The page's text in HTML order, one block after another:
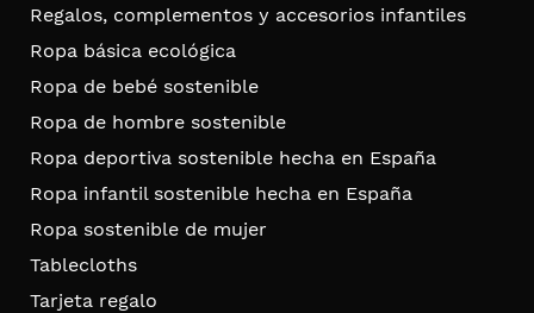
Regalos, complementos y accesorios infantiles
Ropa básica ecológica
Ropa de bebé sostenible
Ropa de hombre sostenible
Ropa deportiva sostenible hecha en España
Ropa infantil sostenible hecha en España
Ropa sostenible de mujer
Tablecloths
Tarjeta regalo